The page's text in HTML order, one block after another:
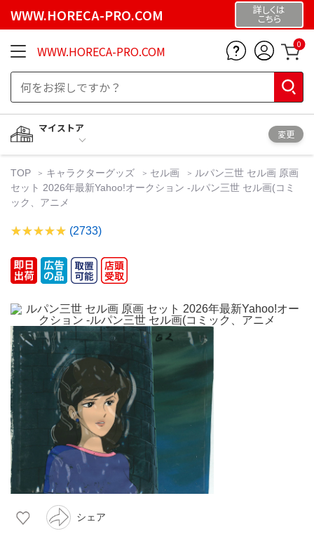
WWW.HORECA-PRO.COM 詳しくは
こちら
WWW.HORECA-PRO.COM 0
マイストア
変更
TOP キャラクターグッズ セル画
ルパン三世 セル画 原画
セット 2026年最新Yahoo!オークション -ルパン三世 セル画(コミ
ック、アニメ
(2733)
シェア